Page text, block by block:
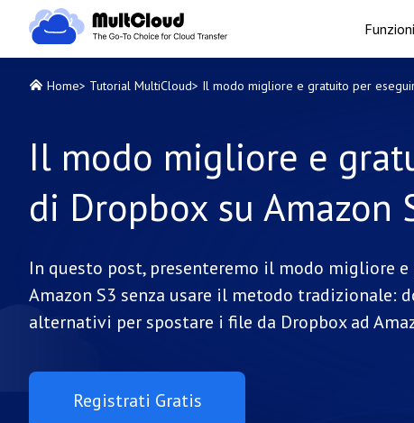
Funzioni
Home> Tutorial MultiCloud> Il modo migliore e gratuito per
Il modo migliore e
di Dropbox su Amazon
In questo post, presenteremo il modo migliore
Amazon S3 senza usare il metodo tradizionale:
alternativi per spostare i file da Dropbox ad
Registrati Gratis